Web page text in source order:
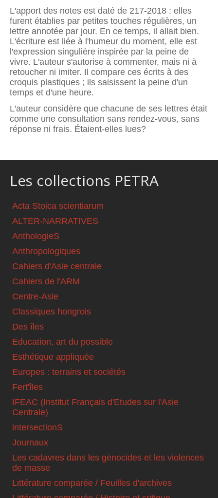
L'apport des notes est daté de 217-2018 : elles
furent établies par petites touches régulières, un
lettre annotée par jour. En ce temps, il allait bien.
L'écriture est liée à l'humeur du moment, elle est
l'expression singulière inspirée par la peine de
vivre. L'auteur s'autorise à commenter, mais ni à
retoucher ni imiter. Il compare ces écrits à des
croquis plastiques ; ils saisissent la peine d'un
temps et d'une heure.
L'auteur considère que chacune de ses lettres était
comme une consultation sans rendez-vous, sans
réponse ni frais. Étaient-elles lues?
Les collections PETRA
Acta Stoica scientiarum
ALTER-NARRATIVES
AnthologieS
Anthropologiques
Cahiers d'Asie centrale
Cahiers de l'ARM
Centre-Asie
Classiques hongrois
Des îles
Education, art du possible
Esthétique appliquée
Europes : terrains et sociétés
Fert'îles
IFEAC (Institut Français d'Etudes sur l'Asie
Centrale)
intersectionS
Journaux
Les cadavres dans les génocides et les violences
de masse
Littérature comparée / Feuilles d'archives